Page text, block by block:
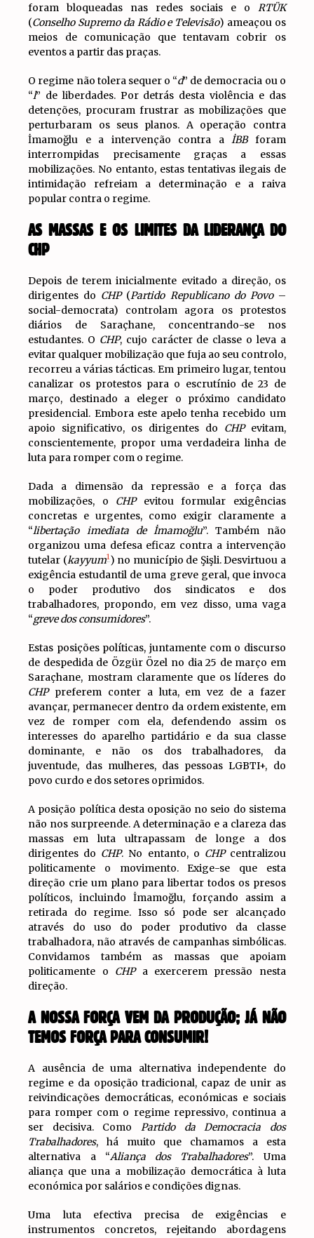
foram bloqueadas nas redes sociais e o
RTÜK
(Conselho Supremo da Rádio e Televisão) ameaçou os
meios de comunicação que tentavam cobrir os
eventos a partir das praças.
O regime não tolera sequer o “d” de democracia ou o
“l” de liberdades. Por detrás desta violência e das
detenções, procuram frustrar as mobilizações que
perturbaram os seus planos. A operação contra
İmamoğlu e a intervenção contra a İBB foram
interrompidas precisamente graças a essas
mobilizações. No entanto, estas tentativas ilegais de
intimidação refreiam a determinação e a raiva
popular contra o regime.
AS MASSAS E OS LIMITES DA LIDERANÇA DO
CHP
Depois de terem inicialmente evitado a direção, os
dirigentes do CHP (Partido Republicano do Povo–
social-democrata) controlam agora os protestos
diários de Saraçhane, concentrando-se nos
estudantes. O CHP, cujo carácter de classe o leva a
evitar qualquer mobilização que fuja ao seu controlo,
recorreu a várias tácticas. Em primeiro lugar, tentou
canalizar os protestos para o escrutínio de 23 de
março, destinado a eleger o próximo candidato
presidencial. Embora este apelo tenha recebido um
apoio significativo, os dirigentes do CHP evitam,
conscientemente, propor uma verdadeira linha de
luta para romper com o regime.
Dada a dimensão da repressão e a força das
mobilizações, o CHP evitou formular exigências
concretas e urgentes, como exigir claramente a
“libertação imediata de İmamoğlu”. Também não
organizou uma defesa eficaz contra a intervenção
tutelar (kayyum1) no município de Şişli. Desvirtuou a
exigência estudantil de uma greve geral, que invoca
o poder produtivo dos sindicatos e dos
trabalhadores, propondo, em vez disso, uma vaga
“greve dos consumidores”.
Estas posições políticas, juntamente com o discurso
de despedida de Özgür Özel no dia 25 de março em
Saraçhane, mostram claramente que os líderes do
CHP preferem conter a luta, em vez de a fazer
avançar, permanecer dentro da ordem existente, em
vez de romper com ela, defendendo assim os
interesses do aparelho partidário e da sua classe
dominante, e não os dos trabalhadores, da
juventude, das mulheres, das pessoas LGBTI+, do
povo curdo e dos setores oprimidos.
A posição política desta oposição no seio do sistema
não nos surpreende. A determinação e a clareza das
massas em luta ultrapassam de longe a dos
dirigentes do CHP. No entanto, o CHP centralizou
politicamente o movimento. Exige-se que esta
direção crie um plano para libertar todos os presos
políticos, incluindo İmamoğlu, forçando assim a
retirada do regime. Isso só pode ser alcançado
através do uso do poder produtivo da classe
trabalhadora, não através de campanhas simbólicas.
Convidamos também as massas que apoiam
politicamente o CHP a exercerem pressão nesta
direção.
A NOSSA FORÇA VEM DA PRODUÇÃO; JÁ NÃO
TEMOS FORÇA PARA CONSUMIR!
A ausência de uma alternativa independente do
regime e da oposição tradicional, capaz de unir as
reivindicações democráticas, económicas e sociais
para romper com o regime repressivo, continua a
ser decisiva. Como
Partido da Democracia dos
Trabalhadores, há muito que chamamos a esta
alternativa a “Aliança dos Trabalhadores”. Uma
aliança que una a mobilização democrática à luta
económica por salários e condições dignas.
Uma luta efectiva precisa de exigências e
instrumentos concretos, rejeitando abordagens